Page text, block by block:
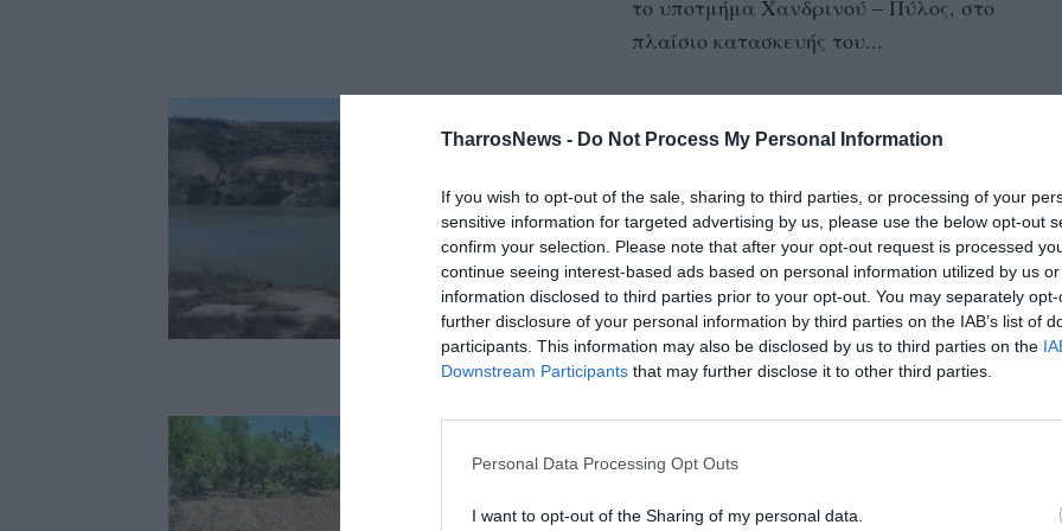
TharrosNews - Do Not Process My Personal Information
If you wish to opt-out of the sale, sharing to third parties, or processing of your
sensitive information for targeted advertising by us, please use the below opt-out
confirm your selection. Please note that after your opt-out request is processed
continue seeing interest-based ads based on personal information utilized by us
information disclosed to third parties prior to your opt-out. You may separately
further disclosure of your personal information by third parties on the IAB’s list of
participants. This information may also be disclosed by us to third parties on the
Downstream Participants that may further disclose it to other third parties.
Personal Data Processing Opt Outs
I want to opt-out of the Sharing of my personal data.
το υποτμήμα Χανδρινού – Πύλος, στο
πλαίσιο κατασκευής του...
απαλλοτριώσεις στο
14/07/2025 07:53
Τη διάθεση πίστωσης ύψους 1.045.286,65
ευρώ για τη χρηματοδότηση του υποέργου
που αφορά στις απαλλοτριώσεις για το
έργο...
Παράταση μέχρι το τέλος του
χρόνου έδωσε το υπουργείο για